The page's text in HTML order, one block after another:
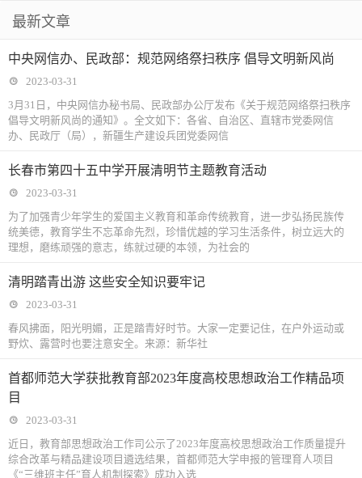
最新文章
中央网信办、民政部：规范网络祭扫秩序 倡导文明新风尚
2023-03-31
3月31日，中央网信办秘书局、民政部办公厅发布《关于规范网络祭扫秩序
倡导文明新风尚的通知》。全文如下：各省、自治区、直辖市党委网信
办、民政厅（局），新疆生产建设兵团党委网信
长春市第四十五中学开展清明节主题教育活动
2023-03-31
为了加强青少年学生的爱国主义教育和革命传统教育，进一步弘扬民族传
统美德，教育学生不忘革命先烈，珍惜优越的学习生活条件，树立远大的
理想，磨练顽强的意志，练就过硬的本领，为社会的
清明踏青出游 这些安全知识要牢记
2023-03-31
春风拂面，阳光明媚，正是踏青好时节。大家一定要记住，在户外运动或
野炊、露营时也要注意安全。来源：新华社
首都师范大学获批教育部2023年度高校思想政治工作精品项
目
2023-03-31
近日，教育部思想政治工作司公示了2023年度高校思想政治工作质量提升
综合改革与精品建设项目遴选结果，首都师范大学申报的管理育人项目
《“三维班主任”育人机制探索》成功入选